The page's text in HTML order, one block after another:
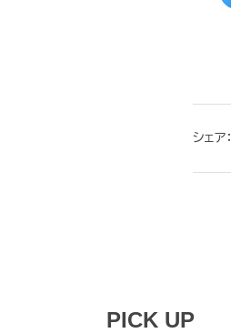
シェア：
PICK UP